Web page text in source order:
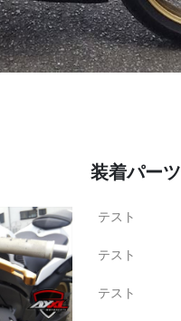
装着パーツ
テスト
テスト
テスト